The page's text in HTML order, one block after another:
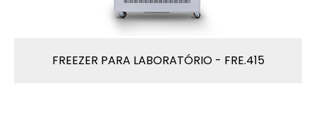
FREEZER PARA LABORATÓRIO - FRE.415